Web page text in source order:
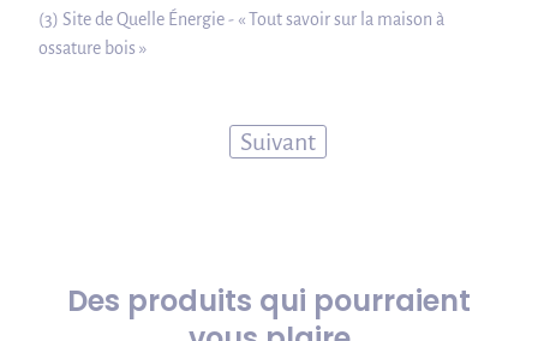
(3) Site de Quelle Énergie - « Tout savoir sur la maison à
ossature bois »
Suivant